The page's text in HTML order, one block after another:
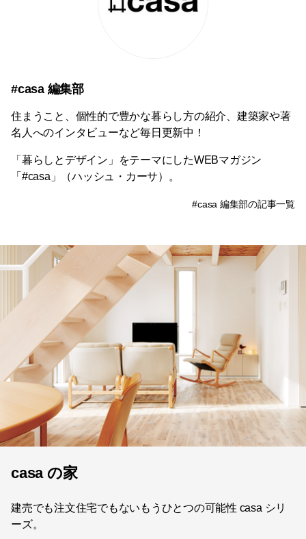
#casa 編集部
住まうこと、個性的で豊かな暮らし方の紹介、建築家や著
名人へのインタビューなど毎日更新中！
「暮らしとデザイン」をテーマにしたWEBマガジン
「#casa」（ハッシュ・カーサ）。
#casa 編集部の記事一覧
casa の家
建売でも注文住宅でもないもうひとつの可能性 casa シリ
ーズ。